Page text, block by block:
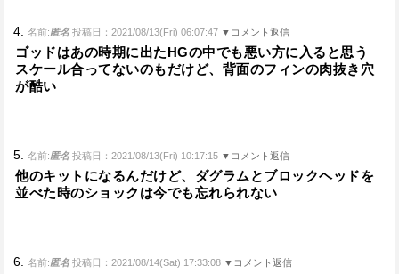
4. 名前:匿名 投稿日：2021/08/13(Fri) 06:07:47 ▼コメント返信
ゴッドはあの時期に出たHGの中でも悪い方に入ると思う
スケール合ってないのもだけど、背面のフィンの肉抜き穴
が酷い
5. 名前:匿名 投稿日：2021/08/13(Fri) 10:17:15 ▼コメント返信
他のキットになるんだけど、ダグラムとブロックヘッドを
並べた時のショックは今でも忘れられない
6. 名前:匿名 投稿日：2021/08/14(Sat) 17:33:08 ▼コメント返信